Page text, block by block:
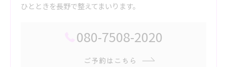
ひとときを長野で整えてまいります。
080-7508-2020
ご予約はこちら